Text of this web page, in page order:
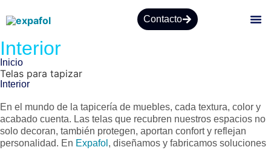
Contacto
Interior
Inicio
Telas para tapizar
Interior
En el mundo de la tapicería de muebles, cada textura, color y
acabado cuenta. Las telas que recubren nuestros espacios no
solo decoran, también protegen, aportan confort y reflejan
personalidad. En Expafol , diseñamos y fabricamos soluciones